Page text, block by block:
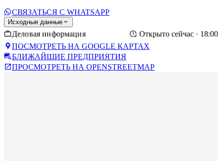
СВЯЗАТЬСЯ С WHATSAPP
Исходные данные
Деловая информация Открыто сейчас · 18:00
ПОСМОТРЕТЬ НА GOOGLE КАРТАХ
БЛИЖАЙШИЕ ПРЕДПРИЯТИЯ
ПРОСМОТРЕТЬ НА OPENSTREETMAP